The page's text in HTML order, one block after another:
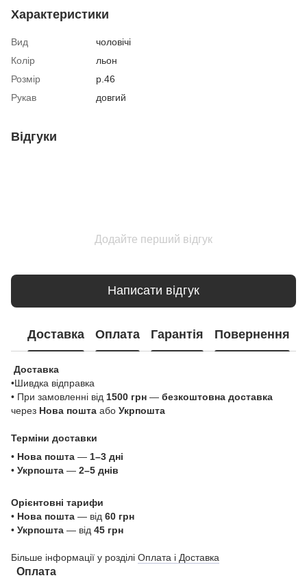
Характеристики
Вид
чоловічі
Колір
льон
Розмір
р.46
Рукав
довгий
Відгуки
Додайте перший відгук
Написати відгук
Доставка Оплата Гарантія Повернення
Доставка
•Шивдка відправка
• При замовленні від 1500 грн — безкоштовна доставка
через Нова пошта або Укрпошта
Терміни доставки
• Нова пошта — 1–3 дні
• Укрпошта — 2–5 днів
Орієнтовні тарифи
• Нова пошта — від 60 грн
• Укрпошта — від 45 грн
Більше інформації у розділі Оплата і Доставка
Оплата